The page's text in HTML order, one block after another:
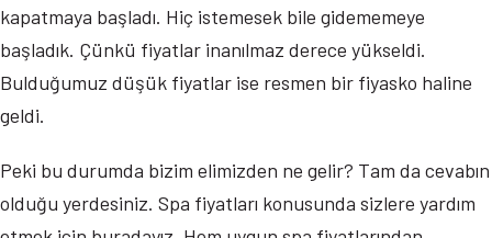
kapatmaya başladı. Hiç istemesek bile gidememeye
başladık. Çünkü fiyatlar inanılmaz derece yükseldi.
Bulduğumuz düşük fiyatlar ise resmen bir fiyasko haline
geldi.
Peki bu durumda bizim elimizden ne gelir? Tam da cevabın
olduğu yerdesiniz. Spa fiyatları konusunda sizlere yardım